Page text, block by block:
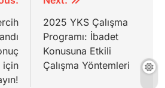
için
2025 YKS Çalışma
Programı: İbadet
Konusuna Etkili
Çalışma Yöntemleri